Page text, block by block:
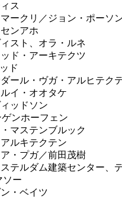
ス
ークリ／ジョン・ポーソ
ンアホ
スト、オラ・ルネ
ド・アーキテクツ
ド
ール・ヴガ・アルヒテク
イ・オオタケ
ッドソン
ンホーフェン
マステンブルック
ルキテクテン
・プガ／前田茂樹
テルダム建築センター、
ソー
・ベイツ